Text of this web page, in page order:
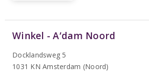
Winkel - A’dam Noord
Docklandsweg 5
1031 KN Amsterdam (Noord)